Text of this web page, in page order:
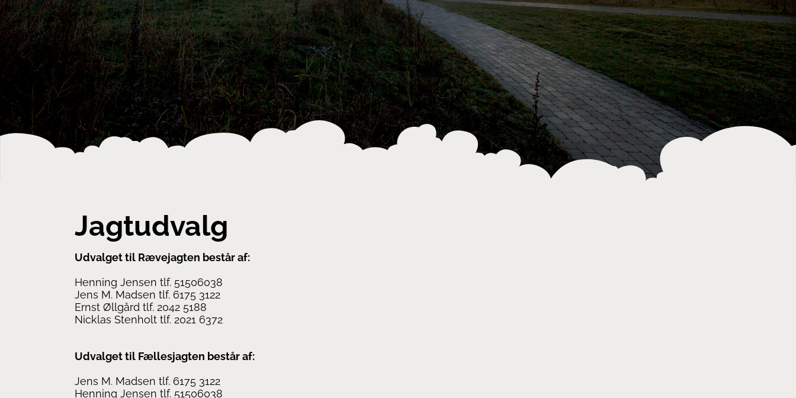
Jagtudvalg
Udvalget til Rævejagten består af:
Henning Jensen tlf. 51506038
Jens M. Madsen tlf. 6175 3122
Ernst Øllgård tlf. 2042 5188
Nicklas Stenholt tlf. 2021 6372
Udvalget til Fællesjagten består af:
Jens M. Madsen tlf. 6175 3122
Henning Jensen tlf. 51506038